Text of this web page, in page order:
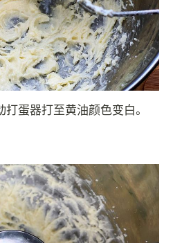
蛋器打至黄油颜色变白。